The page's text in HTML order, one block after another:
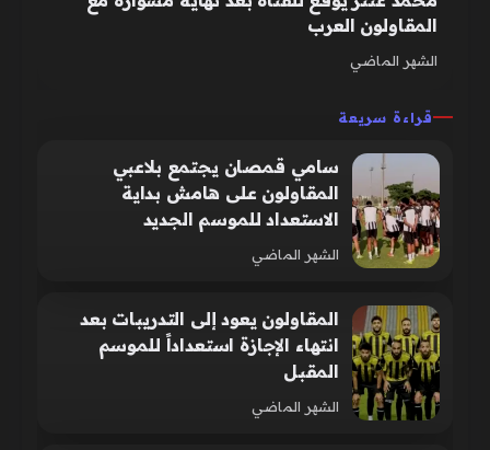
المقاولون العرب
الشهر الماضي
قراءة سريعة
سامي قمصان يجتمع بلاعبي
المقاولون على هامش بداية
الاستعداد للموسم الجديد
الشهر الماضي
المقاولون يعود إلى التدريبات بعد
انتهاء الإجازة استعداداً للموسم
المقبل
الشهر الماضي